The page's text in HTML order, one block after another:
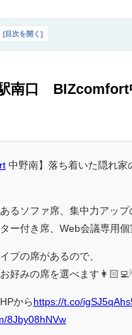
[目次を開く ]
南口 BIZcomfort
中野南】落ち着いた隠れ家
るソファ席、集中力アッ
ー付き席、Web会議専用個
プの席があるので、
好みの席を選べます
から https://t.co/
8Jby08hNVw